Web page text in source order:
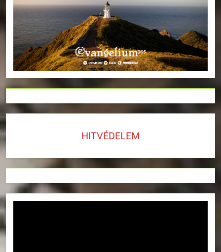
HITVÉDELEM